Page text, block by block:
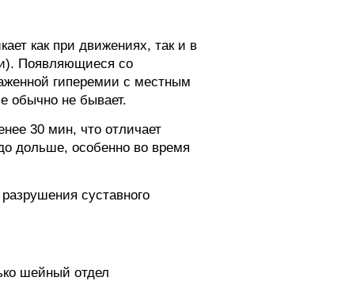
как при движениях, так и в
Появляющиеся со
гиперемии с местным
обычно не бывает.
30 мин, что отличает
дольше, особенно во время
суставного
шейный отдел